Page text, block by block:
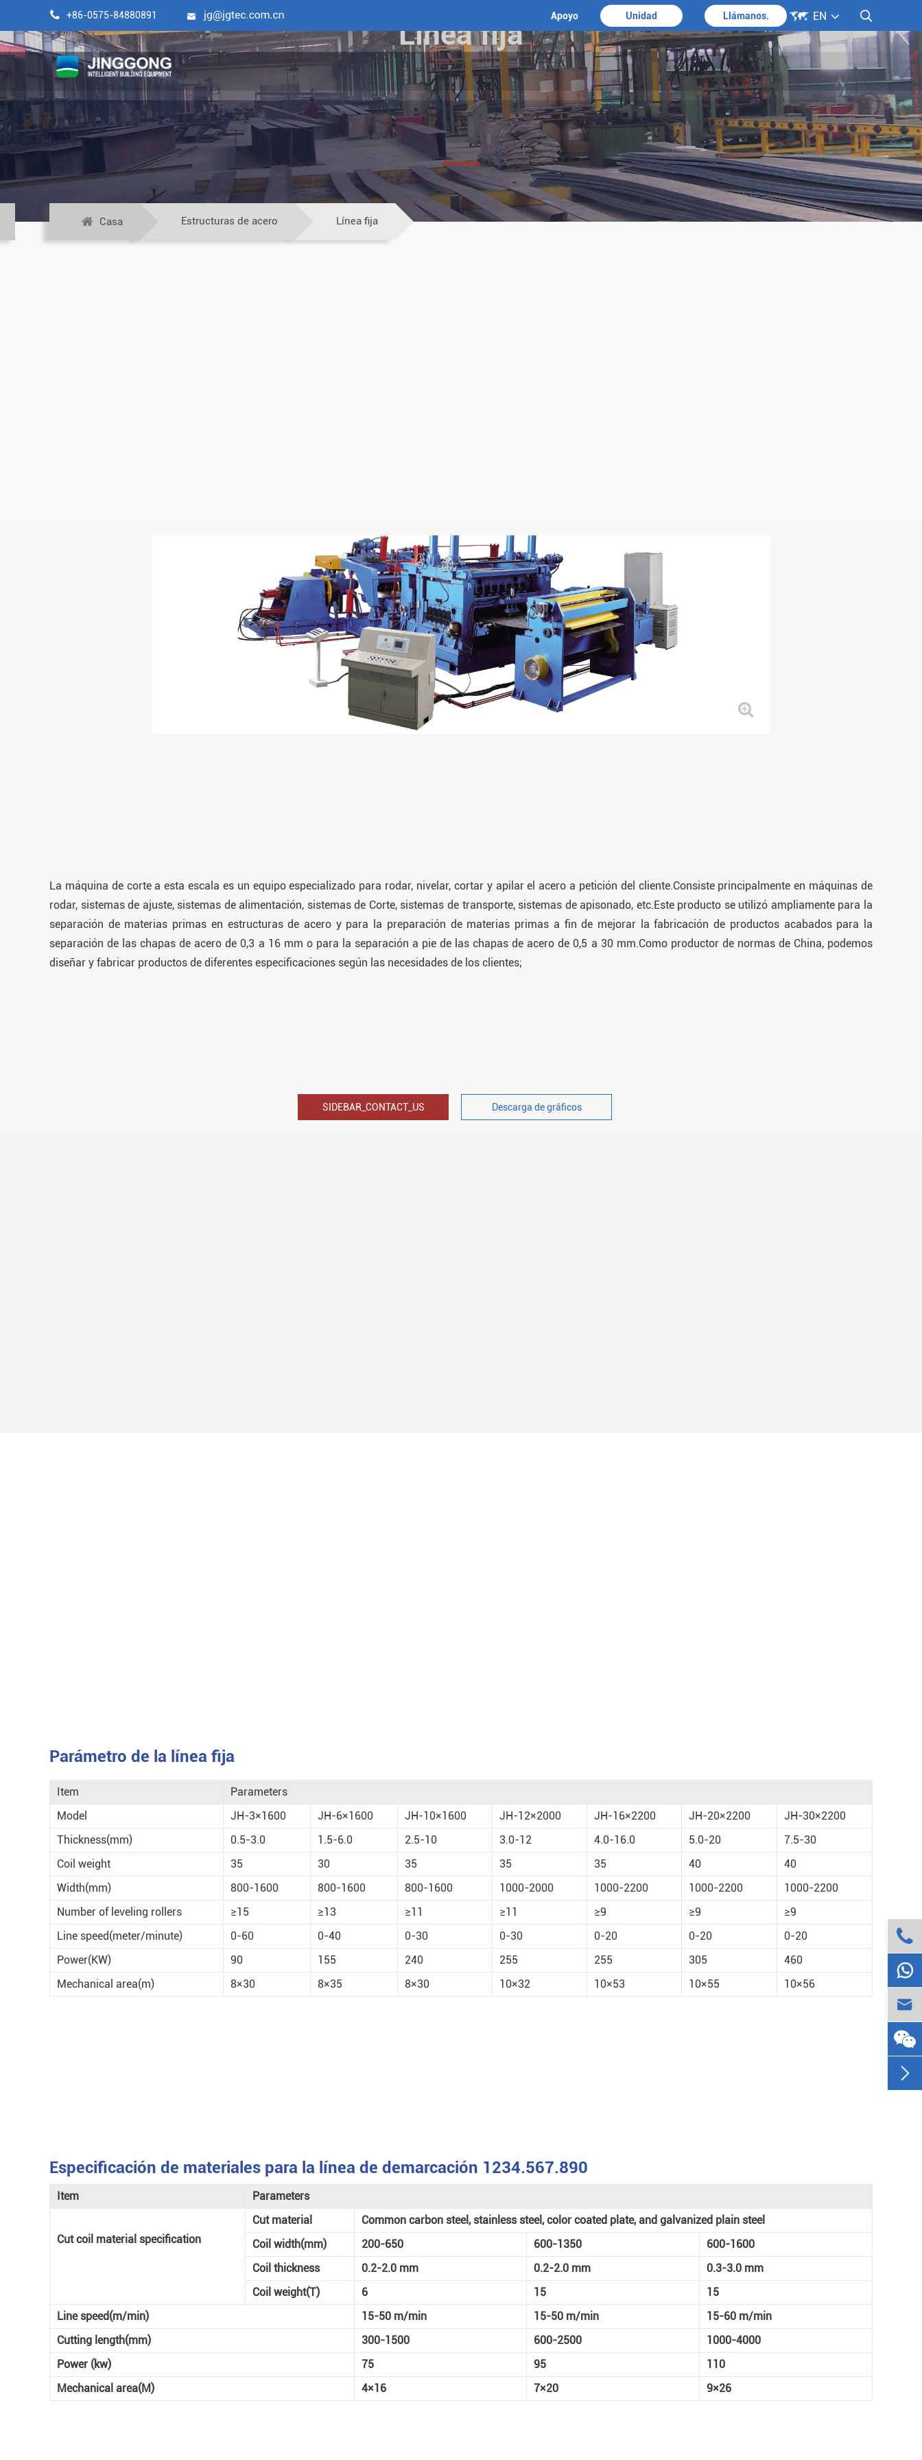
 +86-0575-84880891  
 EN
Apoyo Unidad Llámanos.
Línea fija
Casa Estructuras de acero Línea fija
La máquina de corte a esta escala es un equipo especializado para rodar, nivelar, cortar y apilar el acero a petición del cliente.Consiste principalmente en máquinas de
rodar, sistemas de ajuste, sistemas de alimentación, sistemas de Corte, sistemas de transporte, sistemas de apisonado, etc.Este producto se utilizó ampliamente para la
separación de materias primas en estructuras de acero y para la preparación de materias primas a fin de mejorar la fabricación de productos acabados para la
separación de las chapas de acero de 0,3 a 16 mm o para la separación a pie de las chapas de acero de 0,5 a 30 mm.Como productor de normas de China, podemos
diseñar y fabricar productos de diferentes especificaciones según las necesidades de los clientes;
SIDEBAR_CONTACT_US Descarga de gráficos
Parámetro de la línea fija
Item
Parameters
Model
JH-3×1600 JH-6×1600 JH-10×1600 JH-12×2000 JH-16×2200 JH-20×2200
JH-30×2200
Thickness(mm)
0.5-3.0 1.5-6.0 2.5-10 3.0-12 4.0-16.0 5.0-20
7.5-30
Coil weight
35 30 35 35 35 40
40
Width(mm)
800-1600 800-1600 800-1600 1000-2000 1000-2200 1000-2200
1000-2200
Number of leveling rollers
≥15 ≥13 ≥11 ≥11 ≥9 ≥9
≥9
Line speed(meter/minute)
0-60 0-40 0-30 0-30 0-20 0-20
0-20
Power(KW)
90 155 240 255 255 305
460
Mechanical area(m)
8×30 8×35 8×30 10×32 10×53 10×55 10×56
Especificación de materiales para la línea de demarcación 1234.567.890
Item Parameters
Cut coil material specification
Cut material
Common carbon steel, stainless steel, color coated plate, and galvanized plain steel
Coil width(mm)
200-650 600-1350
600-1600
Coil thickness
0.2-2.0 mm 0.2-2.0 mm
0.3-3.0 mm
Coil weight(T)
6 15
15
Line speed(m/min)
15-50 m/min 15-50 m/min
15-60 m/min
Cutting length(mm)
300-1500 600-2500
1000-4000
Power (kw)
75 95
110
Mechanical area(M)
4×16 7×20 9×26



